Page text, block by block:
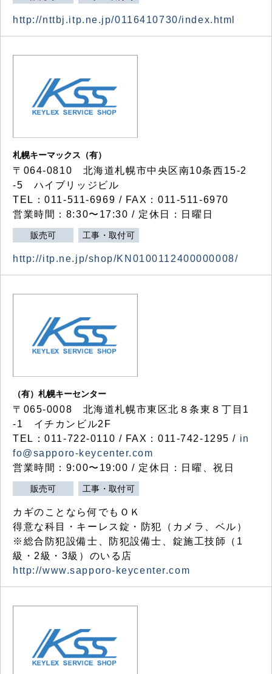
http://nttbj.itp.ne.jp/0116410730/index.html
札幌キーマックス（有）
〒064-0810 北海道札幌市中央区南10条西15-2
-5 ハイブリッジビル
TEL：011-511-6969 / FAX：011-511-6970
営業時間：8:30〜17:30 / 定休日：日曜日
販売可 工事・取付可
http://itp.ne.jp/shop/KN0100112400000008/
（有）札幌キーセンター
〒065-0008 北海道札幌市東区北８条東８丁目1
-1 イチカンビル2F
TEL：011-722-0110 / FAX：011-742-1295 / in
fo@sapporo-keycenter.com
営業時間：9:00〜19:00 / 定休日：日曜、祝日
販売可 工事・取付可
カギのことなら何でもＯＫ
得意な科目・キーレス錠・防犯（カメラ、ベル）
※総合防犯設備士、防犯設備士、錠施工技師（1
級・2級・3級）のいる店
http://www.sapporo-keycenter.com